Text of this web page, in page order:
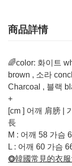
商品詳情
🌈color: 화이트
brown , 소라
Charcoal , 블랙
+
[cm ] 어깨 肩膀 |
長
M : 어깨 58 가슴
L : 어깨 60 가슴
⭗韓國常見的衣